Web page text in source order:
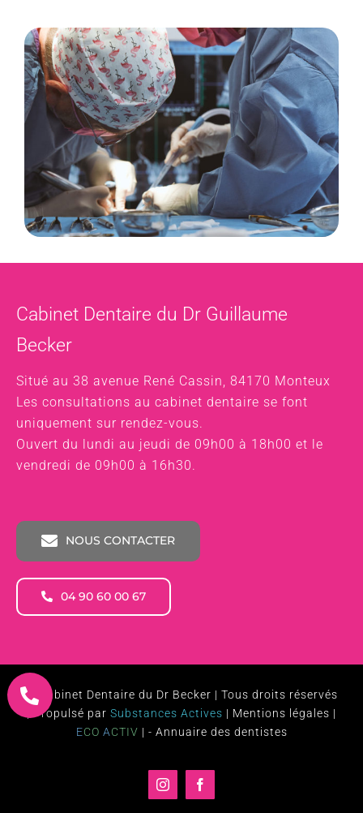
Cabinet Dentaire du Dr Guillaume
Becker
Situé au 38 avenue René Cassin, 84170 Monteux
Les consultations au cabinet dentaire se font
uniquement sur rendez-vous.
Ouvert du lundi au jeudi de 09h00 à 18h00 et le
vendredi de 09h00 à 16h30.
NOUS CONTACTER
04 90 60 00 67
© Cabinet Dentaire du Dr Becker | Tous droits réservés
| Propulsé par Substances Actives | Mentions légales |
ECO ACTIV | - Annuaire des dentistes
InstagramFacebook